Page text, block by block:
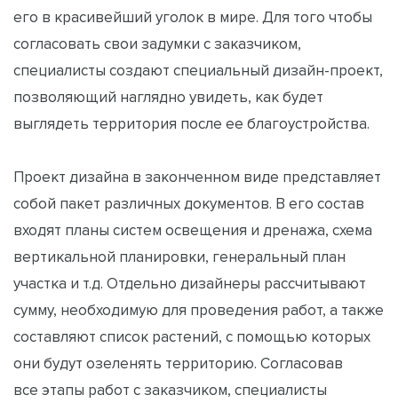
его в красивейший уголок в мире. Для того чтобы
согласовать свои задумки с заказчиком,
специалисты создают специальный дизайн-проект,
позволяющий наглядно увидеть, как будет
выглядеть территория после ее благоустройства.
Проект дизайна в законченном виде представляет
собой пакет различных документов. В его состав
входят планы систем освещения и дренажа, схема
вертикальной планировки, генеральный план
участка и т.д. Отдельно дизайнеры рассчитывают
сумму, необходимую для проведения работ, а также
составляют список растений, с помощью которых
они будут озеленять территорию. Согласовав
все этапы работ с заказчиком, специалисты